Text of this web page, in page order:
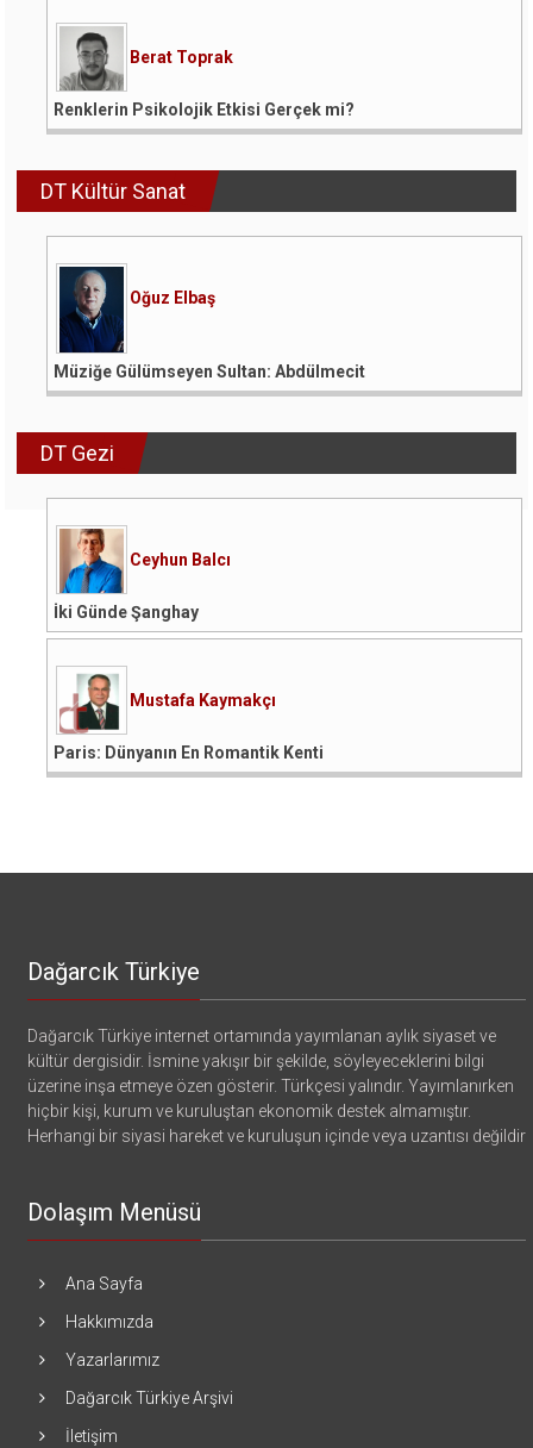
Berat Toprak
Renklerin Psikolojik Etkisi Gerçek mi?
DT Kültür Sanat
Oğuz Elbaş
Müziğe Gülümseyen Sultan: Abdülmecit
DT Gezi
Ceyhun Balcı
İki Günde Şanghay
Mustafa Kaymakçı
Paris: Dünyanın En Romantik Kenti
Dağarcık Türkiye
Dağarcık Türkiye internet ortamında yayımlanan aylık siyaset ve
kültür dergisidir. İsmine yakışır bir şekilde, söyleyeceklerini bilgi
üzerine inşa etmeye özen gösterir. Türkçesi yalındır. Yayımlanırken
hiçbir kişi, kurum ve kuruluştan ekonomik destek almamıştır.
Herhangi bir siyasi hareket ve kuruluşun içinde veya uzantısı değildir
Dolaşım Menüsü
Ana Sayfa
Hakkımızda
Yazarlarımız
Dağarcık Türkiye Arşivi
İletişim